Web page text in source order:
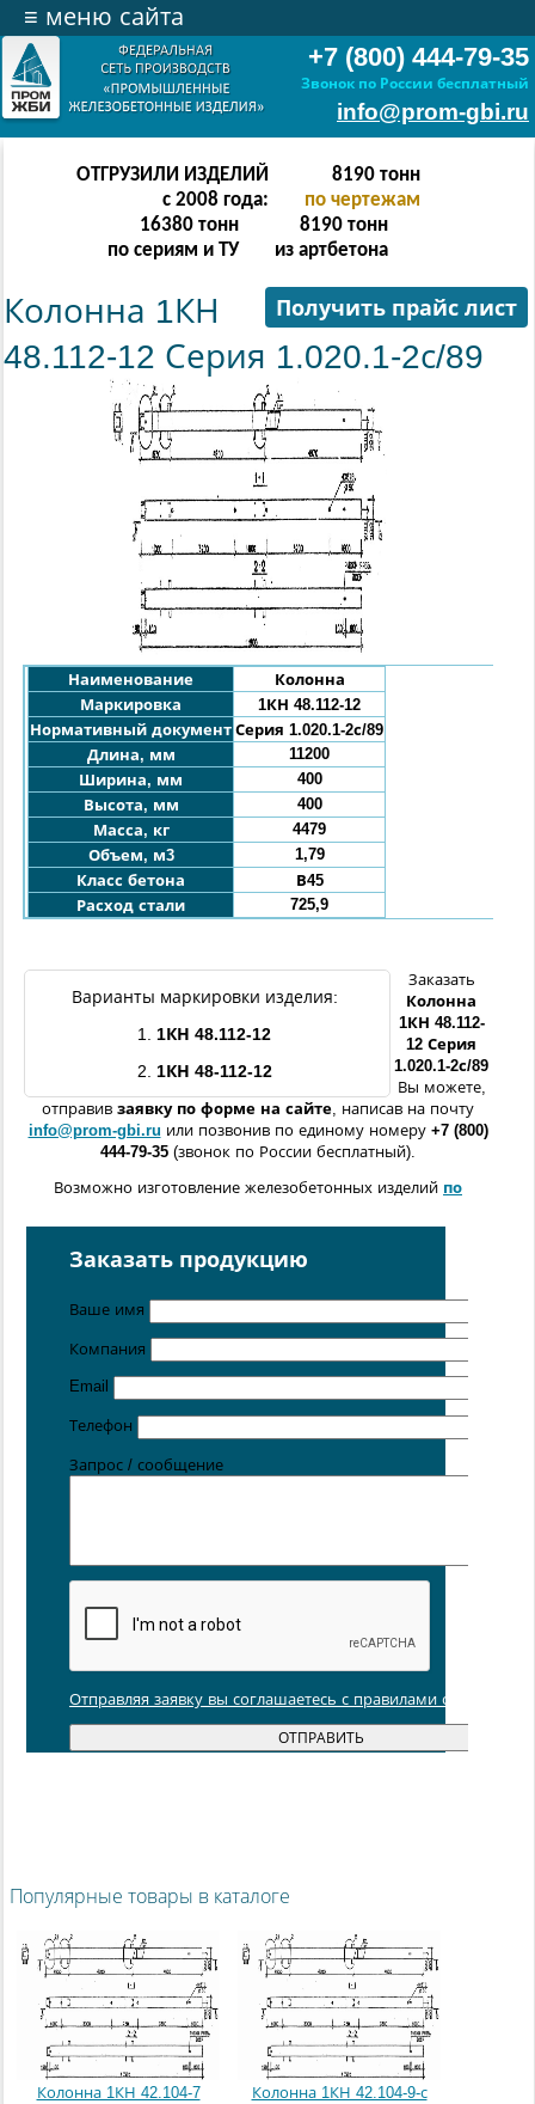
+7 (800) 444-79-35
Звонок по России бесплатный
info@prom-gbi.ru
≡ меню сайта
ОТГРУЗИЛИ ИЗДЕЛИЙ
с 2008 года:
16382тонн
по чертежам
32764 тонн
по сериям и ТУ
16382 тонн
из артбетона
Получить прайс лист
Колонна 1КН
48.112-12 Серия 1.020.1-2с/89
Наименование
Колонна
Маркировка
1КН 48.112-12
Нормативный документ Серия 1.020.1-2с/89
Длина, мм
11200
Ширина, мм
400
Высота, мм
400
Масса, кг
4479
Объем, м3
1,79
Класс бетона
В45
Расход стали
725,9
Варианты маркировки изделия:
1. 1КН 48.112-12
2.
1КН 48-112-12
Заказать
Колонна
1КН 48.112-
12 Серия
1.020.1-2с/89
Вы можете,
отправив заявку по форме на сайте, написав на почту
info@prom-gbi.ru или позвонив по единому номеру +7 (800)
444-79-35 (звонок по России бесплатный).
Возможно изготовление железобетонных изделий по
расположенных вСанкт-Петербурге
Цена от 5 руб. / кг
Заказать продукцию
Ваше имя
Компания
Email
Телефон
Запрос / сообщение
Отправляя заявку вы соглашаетесь с правилами обработки
Популярные товары в каталоге
Колонна 1КН 42.104-7
Колонна 1КН 42.104-9-с